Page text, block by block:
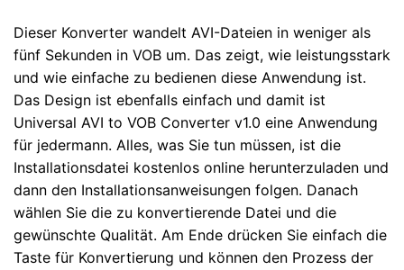
Dieser Konverter wandelt AVI-Dateien in weniger als
fünf Sekunden in VOB um. Das zeigt, wie leistungsstark
und wie einfache zu bedienen diese Anwendung ist.
Das Design ist ebenfalls einfach und damit ist
Universal AVI to VOB Converter v1.0 eine Anwendung
für jedermann. Alles, was Sie tun müssen, ist die
Installationsdatei kostenlos online herunterzuladen und
dann den Installationsanweisungen folgen. Danach
wählen Sie die zu konvertierende Datei und die
gewünschte Qualität. Am Ende drücken Sie einfach die
Taste für Konvertierung und können den Prozess der